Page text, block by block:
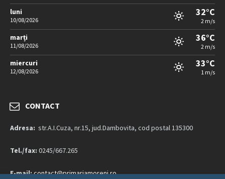
luni
10/08/2026
32°C
2 m/s
marți
11/08/2026
36°C
2 m/s
miercuri
12/08/2026
33°C
1 m/s
CONTACT
Adresa: str.A.I.Cuza, nr.15, jud.Dambovita, cod postal 135300
Tel./fax: 0245/667.265
E-mail:contact@primariamoreni.ro